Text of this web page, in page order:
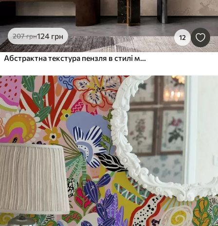
207грн124 грн 12
Абстрактна текстура пензля в стилі мінімалізму у бежевих тонах